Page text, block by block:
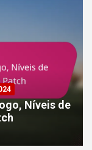
Níveis de